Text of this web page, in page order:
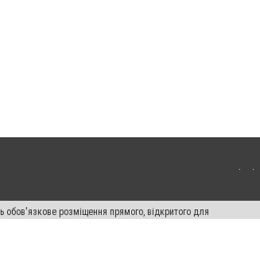
обов'язкове розміщення прямого, відкритого для